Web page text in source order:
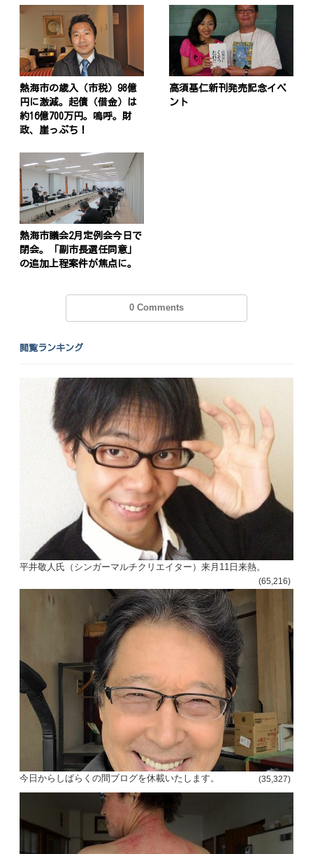
熱海市の歳入（市税）98億
円に激減。起債（借金）は
約16億700万円。嗚呼。財
政、崖っぷち！
高須基仁新刊発売記念イベ
ント
熱海市議会2月定例会今日で
閉会。「副市長選任同意」
の追加上程案件が焦点に。
0 Comments
閲覧ランキング
平井敬人氏（シンガーマルチクリエイター）来月11日来熱。
(65,216)
今日からしばらくの間ブログを休載いたします。 (35,327)